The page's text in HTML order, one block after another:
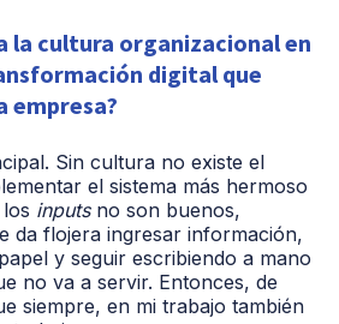
la cultura organizacional en
digital que
empresa?
Sin cultura no existe el
el sistema más hermoso
inputs no son buenos,
da flojera ingresar información,
y seguir escribiendo a mano
no va a servir. Entonces, de
siempre, en mi trabajo también